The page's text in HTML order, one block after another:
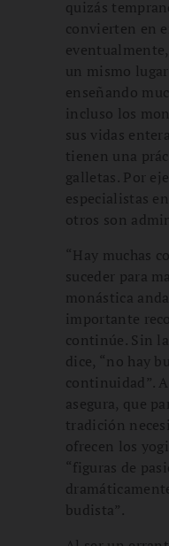
quizás
convierten en
un mismo
enseñando
incluso los
sus vidas
tienen una
galletas. Por
especialistas
otros son
“Hay muchas
suceder para
monástica
importante
continúe. Sin
dice, “no hay
continuidad”.
asegura, que
tradición
ofrecen los
“figuras de
budista”.